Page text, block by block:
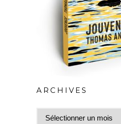
ARCHIVES
Archives